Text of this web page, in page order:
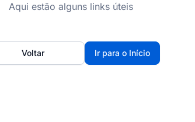
Aqui estão alguns links úteis
Ir para o Início
Voltar